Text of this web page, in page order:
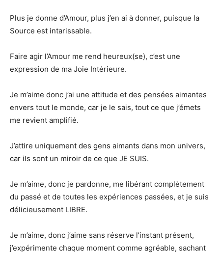
Plus je donne d’Amour, plus j’en ai à donner, puisque la
Source est intarissable.
Faire agir l’Amour me rend heureux(se), c’est une
expression de ma Joie Intérieure.
Je m’aime donc j’ai une attitude et des pensées aimantes
envers tout le monde, car je le sais, tout ce que j’émets
me revient amplifié.
J’attire uniquement des gens aimants dans mon univers,
car ils sont un miroir de ce que JE SUIS.
Je m’aime, donc je pardonne, me libérant complètement
du passé et de toutes les expériences passées, et je suis
délicieusement LIBRE.
Je m’aime, donc j’aime sans réserve l’instant présent,
j’expérimente chaque moment comme agréable, sachant